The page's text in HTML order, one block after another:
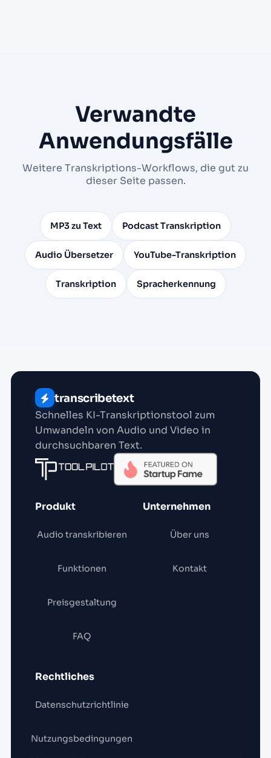
Verwandte
Anwendungsfälle
Weitere Transkriptions-Workflows, die gut zu
dieser Seite passen.
MP3 zu Text Podcast Transkription
Audio Übersetzer YouTube-Transkription
Transkription Spracherkennung
transcribetext
Schnelles KI-Transkriptionstool zum
Umwandeln von Audio und Video in
durchsuchbaren Text.
Produkt
Audio transkribieren
Funktionen
Preisgestaltung
FAQ
Unternehmen
Über uns
Kontakt
Rechtliches
Datenschutzrichtlinie
Nutzungsbedingungen